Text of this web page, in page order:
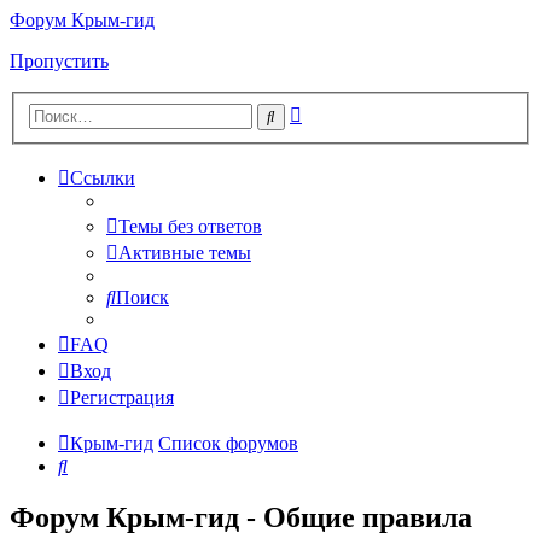
Форум Крым-гид
Пропустить
Поиск
Ссылки
Темы без ответов
Активные темы
Поиск
FAQ
Вход
Регистрация
Крым-гид Список форумов
Поиск
Форум Крым-гид - Общие правила